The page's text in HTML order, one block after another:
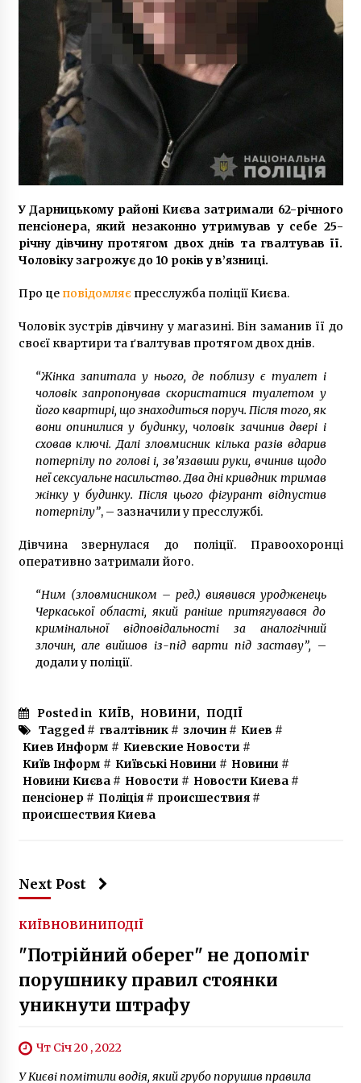
5 років ago
У Дарницькому районі Києва затримали 62-річного
пенсіонера, який незаконно утримував у себе 25-
річну дівчину протягом двох днів та гвалтував її.
Чоловіку загрожує до 10 років у в’язниці.
Про цеповідомляє пресслужба поліції Києва.
Чоловік зустрів дівчину у магазині. Він заманив її до
своєї квартири та ґвалтував протягом двох днів.
“Жінка запитала у нього, де поблизу є туалет і
чоловік запропонував скористатися туалетом у
його квартирі, що знаходиться поруч. Після того, як
вони опинилися у будинку, чоловік зачинив двері і
сховав ключі. Далі зловмисник кілька разів вдарив
потерпілу по голові і, зв’язавши руки, вчинив щодо
неї сексуальне насильство. Два дні кривдник тримав
жінку у будинку. Після цього фігурант відпустив
потерпілу”, – зазначили у пресслужбі.
Дівчина звернулася до поліції. Правоохоронці
оперативно затримали його.
“Ним (зловмисником – ред.) виявився уродженець
Черкаської області, який раніше притягувався до
кримінальної відповідальності за аналогічний
злочин, але вийшов із-під варти під заставу”, –
додали у поліції.
Posted in КИЇВ, НОВИНИ, ПОДІЇ
Tagged # гвалтівник# злочин# Киев #
Киев Информ # Киевские Новости #
Київ Інформ # Київські Новини # Новини #
Новини Києва# Новости # Новости Киева#
пенсіонер# Поліція# происшествия#
происшествия Киева
Next Post
КИЇВНОВИНИПОДІЇ
"Потрійний оберег" не допоміг
порушнику правил стоянки
уникнути штрафу
Чт Січ 20 , 2022
У Києві помітили водія, який грубо порушив правила